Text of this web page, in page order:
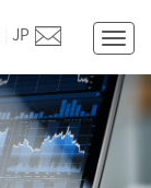
JP